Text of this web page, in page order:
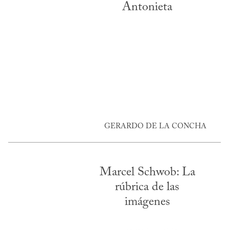
Antonieta
GERARDO DE LA CONCHA
Marcel Schwob: La
rúbrica de las
imágenes